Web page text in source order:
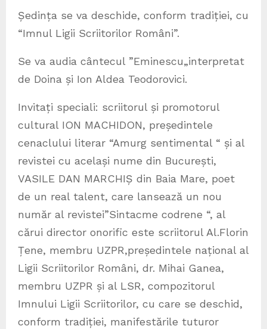
Ședința se va deschide, conform tradiției, cu
“Imnul Ligii Scriitorilor Români”.
Se va audia cântecul ”Eminescu„interpretat
de Doina și Ion Aldea Teodorovici.
Invitați speciali: scriitorul și promotorul
cultural ION MACHIDON, președintele
cenaclului literar “Amurg sentimental “ și al
revistei cu același nume din București,
VASILE DAN MARCHIȘ din Baia Mare, poet
de un real talent, care lansează un nou
număr al revistei”Sintacme codrene “, al
cărui director onorific este scriitorul Al.Florin
Țene, membru UZPR,președintele național al
Ligii Scriitorilor Români, dr. Mihai Ganea,
membru UZPR și al LSR, compozitorul
Imnului Ligii Scriitorilor, cu care se deschid,
conform tradiției, manifestările tuturor